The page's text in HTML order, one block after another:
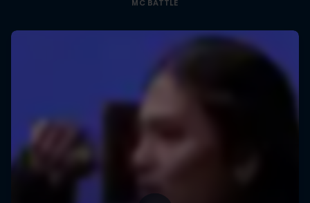
MC BATTLE